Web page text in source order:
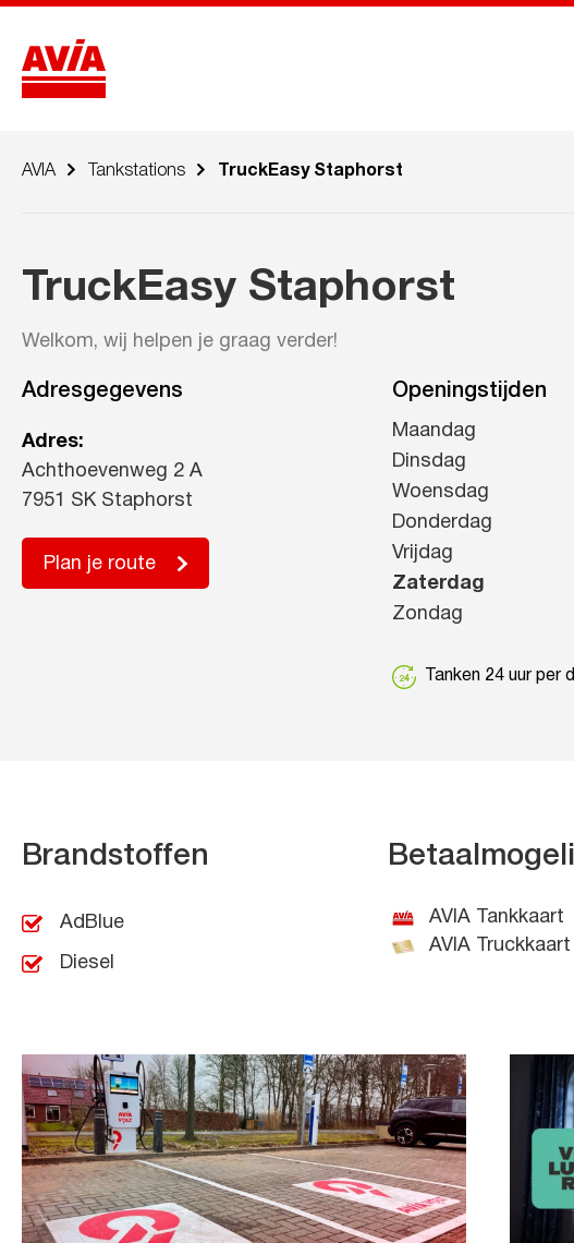
AVIA Tankstations TruckEasy Staphorst
TruckEasy Staphorst
Welkom, wij helpen je graag verder!
Adresgegevens
Adres:
Achthoevenweg 2 A
7951 SK Staphorst
Plan je route
Openingstijden
Maandag
Dinsdag
Woensdag
Donderdag
Vrijdag
Zaterdag
Zondag
Tanken 24 uur per
Brandstoffen
AdBlue
Diesel
AVIA Tankkaart
AVIA Truckkaart